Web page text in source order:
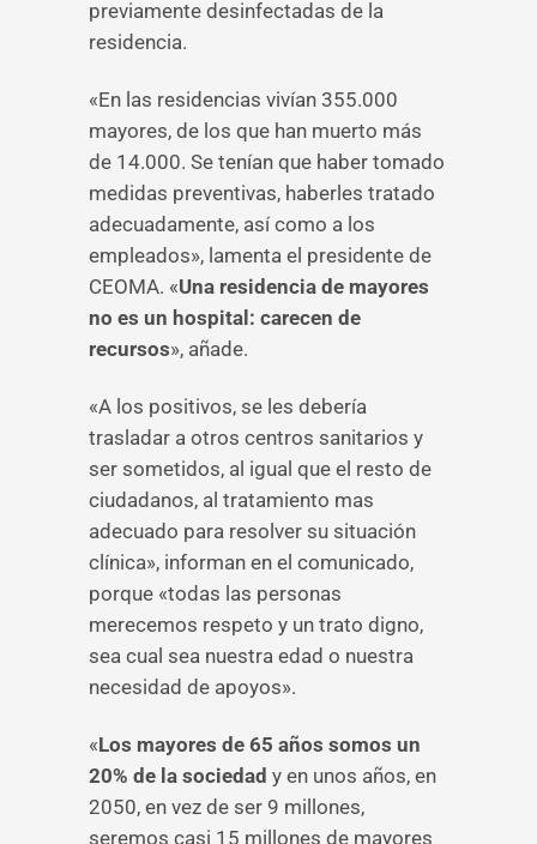
previamente desinfectadas de la
residencia.
«En las residencias vivían 355.000
mayores, de los que han muerto más
de 14.000. Se tenían que haber tomado
medidas preventivas, haberles tratado
adecuadamente, así como a los
empleados», lamenta el presidente de
CEOMA. «Una residencia de mayores
no es un hospital: carecen de
recursos», añade.
«A los positivos, se les debería
trasladar a otros centros sanitarios y
ser sometidos, al igual que el resto de
ciudadanos, al tratamiento mas
adecuado para resolver su situación
clínica», informan en el comunicado,
porque «todas las personas
merecemos respeto y un trato digno,
sea cual sea nuestra edad o nuestra
necesidad de apoyos».
«Los mayores de 65 años somos un
20% de la sociedad y en unos años, en
2050, en vez de ser 9 millones,
seremos casi 15 millones de mayores